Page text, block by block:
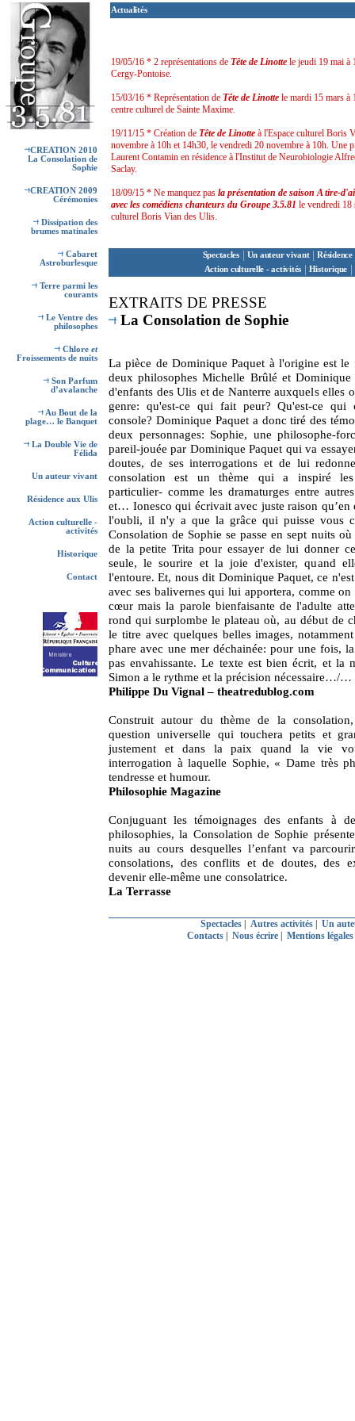
CREATION 2010
La Consolation de
Sophie
CREATION 2009
Cérémonies
Dissipation des
brumes matinales
Cabaret
Astroburlesque
Terre parmi les
courants
Le Ventre des
philosophes
Chlore et
Froissements de nuits
Son Parfum
d’avalanche
Au Bout de la
plage… le Banquet
La Double Vie de
Félida
Un auteur vivant
Résidence aux Ulis
Action culturelle -
activités
Historique
Contact
Actualités
19/05/16 * 2 représentations de Tête de Linotte le jeudi 19 mai à
Cergy-Pontoise.
15/03/16 * Représentation de Tête de Linotte le mardi 15 mars à
centre culturel de Sainte Maxime.
19/11/15 * Création de Tête de Linotte à l'Espace culturel Boris
novembre à 10h et 14h30, le vendredi 20 novembre à 10h. Une
Laurent Contamin en résidence à l'Institut de Neurobiologie
Saclay.
18/09/15 * Ne manquez pas la présentation de saison A tire-
avec les comédiens chanteurs du Groupe 3.5.81 le vendredi 18
culturel Boris Vian des Ulis.
Spectacles | Un auteur vivant |
Action culturelle - activités | Historique |
EXTRAITS DE PRESSE
La Consolation de Sophie
La pièce de Dominique Paquet à l'origine est
deux philosophes Michelle Brûlé et Dominique
d'enfants des Ulis et de Nanterre auxquels elles
genre: qu'est-ce qui fait peur? Qu'est-ce qui
console? Dominique Paquet a donc tiré des
deux personnages: Sophie, une philosophe-
pareil-jouée par Dominique Paquet qui va
doutes, de ses interrogations et de lui
consolation est un thème qui a inspiré les
particulier- comme les dramaturges entre
et… Ionesco qui écrivait avec juste raison qu’en
l'oubli, il n'y a que la grâce qui puisse vous
Consolation de Sophie se passe en sept nuits
de la petite Trita pour essayer de lui donner
seule, le sourire et la joie d'exister, quand
l'entoure. Et, nous dit Dominique Paquet, ce
avec ses balivernes qui lui apportera, comme
cœur mais la parole bienfaisante de l'adulte
rond qui surplombe le plateau où, au début de
le titre avec quelques belles images,
phare avec une mer déchainée: pour une fois,
pas envahissante. Le texte est bien écrit, et la
Simon a le rythme et la précision nécessaire…/…
Philippe Du Vignal – theatredublog.com
Construit autour du thème de la
question universelle qui touchera petits et
justement et dans la paix quand la vie
interrogation à laquelle Sophie, « Dame très
tendresse et humour.
Philosophie Magazine
Conjuguant les témoignages des enfants à
philosophies, la Consolation de Sophie
nuits au cours desquelles l’enfant va
consolations, des conflits et de doutes, des
devenir elle-même une consolatrice.
La Terrasse
Spectacles| Autres activités| Un
Contacts| Nous écrire| Mentions légales